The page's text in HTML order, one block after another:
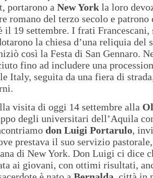
portarono a New York la loro
romano del terzo secolo e
il 19 settembre. I frati
la chiesa d’una reliquia del
così la Festa di San Gennaro.
fino ad includere una
Italy, seguita da una fiera di
visita di oggi 14 settembre alla
degli universitari dell’Aquila
don Luigi Portarulo,
prestava il suo servizio
di New York. Don Luigi ci dice
ai giovani, con ottimi risultati,